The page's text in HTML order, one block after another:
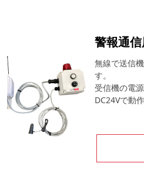
警報通
無線で送信
す。
受信機の電
DC24Vで動